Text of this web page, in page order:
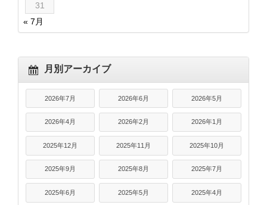
31
« 7月
月別アーカイブ
2026年7月 2026年6月 2026年5月
2026年4月 2026年2月 2026年1月
2025年12月 2025年11月 2025年10月
2025年9月 2025年8月 2025年7月
2025年6月 2025年5月 2025年4月